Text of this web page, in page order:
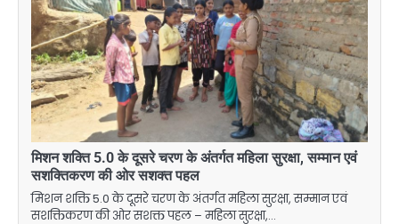
मिशन शक्ति 5.0 के दूसरे चरण के अंतर्गत महिला सुरक्षा, सम्मान एवं
सशक्तिकरण की ओर सशक्त पहल
मिशन शक्ति 5.0 के दूसरे चरण के अंतर्गत महिला सुरक्षा, सम्मान एवं
सशक्तिकरण की ओर सशक्त पहल – महिला सुरक्षा,…